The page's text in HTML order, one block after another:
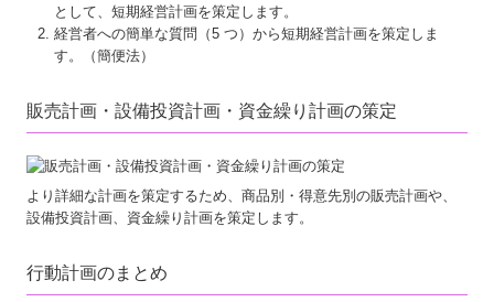
として、短期経営計画を策定します。
経営者への簡単な質問（5 つ）から短期経営計画を策定しま
す。（簡便法）
販売計画・設備投資計画・資金繰り計画の策定
より詳細な計画を策定するため、商品別・得意先別の販売計画や、
設備投資計画、資金繰り計画を策定します。
行動計画のまとめ